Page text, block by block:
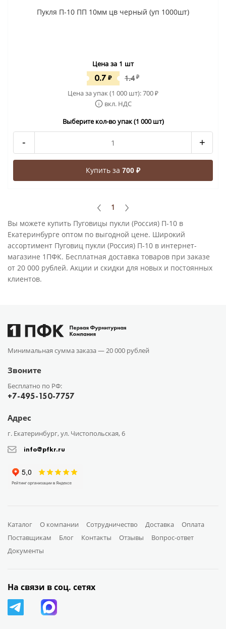
Пукля П-10 ПП 10мм цв черный (уп 1000шт)
Цена за 1 шт
0.7₽ 1.4 ₽
Цена за упак (1 000 шт):700₽
вкл. НДС
Выберите кол-во упак (1 000 шт)
- +
Купить за 700 ₽
1
Вы можете купить Пуговицы пукли (Россия) П-10 в
Екатеринбурге оптом по выгодной цене. Широкий
ассортимент Пуговиц пукли (Россия) П-10 в интернет-
магазине 1ПФК. Бесплатная доставка товаров при заказе
от 20 000 рублей. Акции и скидки для новых и постоянных
клиентов.
Минимальная сумма заказа —20 000 рублей
Звоните
Бесплатно по РФ:
+7-495-150-7757
Адрес
г. Екатеринбург, ул. Чистопольская, 6
info@pfkr.ru
Каталог О компании Сотрудничество Доставка
Оплата
Поставщикам
Блог Контакты Отзывы
Вопрос-ответ
Документы
На связи в соц. сетях